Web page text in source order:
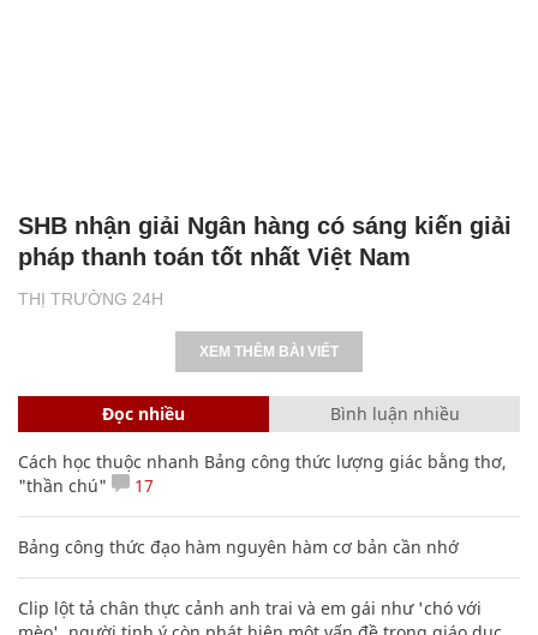
THỊ TRƯỜNG 24H
SHB nhận giải Ngân hàng có sáng kiến giải
pháp thanh toán tốt nhất Việt Nam
XEM THÊM BÀI VIẾT
Đọc nhiều Bình luận nhiều
Cách học thuộc nhanh Bảng công thức lượng giác bằng thơ,
"thần chú"
17
Bảng công thức đạo hàm nguyên hàm cơ bản cần nhớ
Clip lột tả chân thực cảnh anh trai và em gái như 'chó với